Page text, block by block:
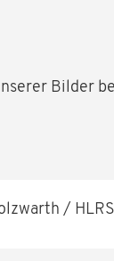
Bilder
/ HLRS